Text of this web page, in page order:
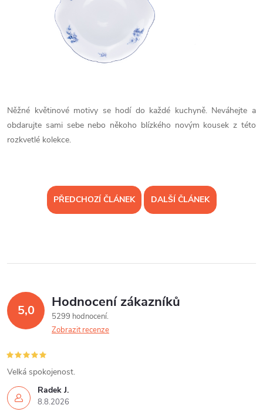
Něžné květinové motivy se hodí do každé kuchyně. Neváhejte a
obdarujte sami sebe nebo někoho blízkého novým kousek z této
rozkvetlé kolekce.
PŘEDCHOZÍ ČLÁNEK DALŠÍ ČLÁNEK
5,0 Hodnocení zákazníků
5299 hodnocení
Zobrazit recenze
Radek J.
8.8.2026
Velká spokojenost.